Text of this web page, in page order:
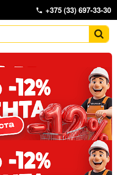
+375 (33) 697-33-30